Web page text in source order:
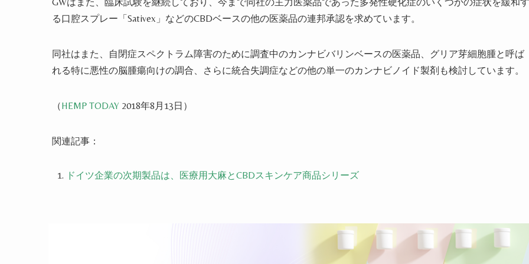
GWはまた、臨床試験を継続しており、今まで同社の主力医薬品であった多発性硬化症のいくつかの症状を緩和す
る口腔スプレー「Sativex」などのCBDベースの他の医薬品の連邦承認を求めています。
同社はまた、自閉症スペクトラム障害のために調査中のカンナビバリンベースの医薬品、グリア芽細胞腫と呼ば
れる特に悪性の脳腫瘍向けの調合、さらに統合失調症などの他の単一のカンナビノイド製剤も検討しています。
（HEMP TODAY 2018年8月13日）
関連記事：
ドイツ企業の次期製品は、医療用大麻とCBDスキンケア商品シリーズ